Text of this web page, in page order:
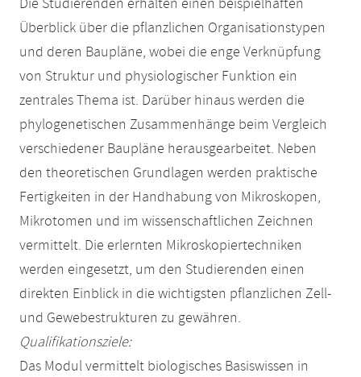
Die Studierenden erhalten einen beispielhaften
Überblick über die pflanzlichen Organisationstypen
und deren Baupläne, wobei die enge Verknüpfung
von Struktur und physiologischer Funktion ein
zentrales Thema ist. Darüber hinaus werden die
phylogenetischen Zusammenhänge beim Vergleich
verschiedener Baupläne herausgearbeitet. Neben
den theoretischen Grundlagen werden praktische
Fertigkeiten in der Handhabung von Mikroskopen,
Mikrotomen und im wissenschaftlichen Zeichnen
vermittelt. Die erlernten Mikroskopiertechniken
werden eingesetzt, um den Studierenden einen
direkten Einblick in die wichtigsten pflanzlichen Zell-
und Gewebestrukturen zu gewähren.
Qualifikationsziele:
Das Modul vermittelt biologisches Basiswissen in